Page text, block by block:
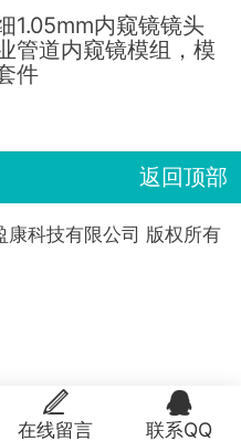
1.05mm内窥镜镜头
管道内窥镜模组，模
件
返回顶部
科技有限公司 版权所有

在线留言

联系QQ